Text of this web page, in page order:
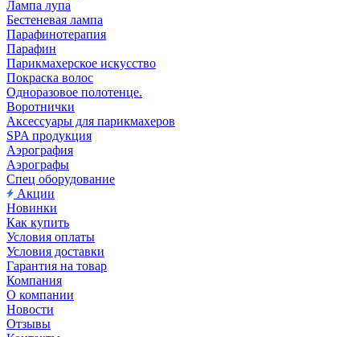
Лампа лупа
Бестеневая лампа
Парафинотерапия
Парафин
Парикмахерское искусство
Покраска волос
Одноразовое полотенце.
Воротнички
Аксессуары для парикмахеров
SPA продукция
Аэрография
Аэрографы
Спец оборудование
Акции
Новинки
Как купить
Условия оплаты
Условия доставки
Гарантия на товар
Компания
О компании
Новости
Отзывы